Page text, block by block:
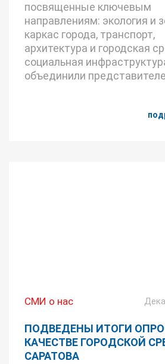
посвященные ключевым
направлениям: экология и
каркас города, транспорт,
архитектура и городская
социальная
объединили
СМИ о нас
ПОДВЕДЕНЫ ИТОГИ
КАЧЕСТВЕ ГОРОДСКОЙ
САРАТОВА